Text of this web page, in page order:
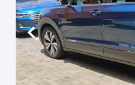
Anterior